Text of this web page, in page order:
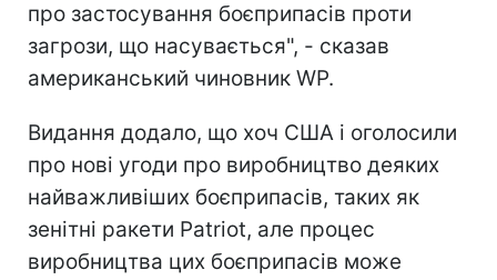
про застосування боєприпасів проти
загрози, що насувається", - сказав
американський чиновник WP.
Видання додало, що хоч США і оголосили
про нові угоди про виробництво деяких
найважливіших боєприпасів, таких як
зенітні ракети Patriot, але процес
виробництва цих боєприпасів може